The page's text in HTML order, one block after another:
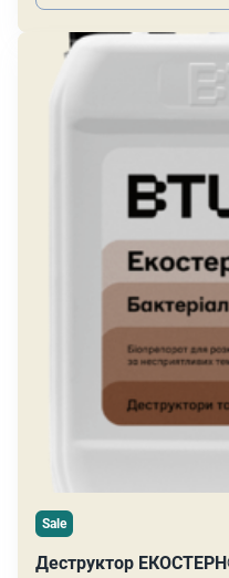
Sale
Деструктор